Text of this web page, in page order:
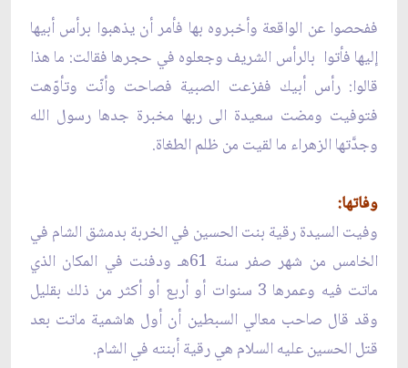
ففحصوا عن الواقعة وأخبروه بها فأمر أن يذهبوا برأس أبيها
إليها فأتوا بالرأس الشريف وجعلوه في حجرها فقالت: ما هذا
قالوا: رأس أبيك ففزعت الصبية فصاحت وأنّت وتأوّهت
فتوفيت ومضت سعيدة الى ربها مخبرة جدها رسول الله
وجدَّتها الزهراء ما لقيت من ظلم الطغاة.
وفاتها:
وفيت السيدة رقية بنت الحسين في الخربة بدمشق الشام في
الخامس من شهر صفر سنة 61هـ ودفنت في المكان الذي
ماتت فيه وعمرها 3 سنوات أو أربع أو أكثر من ذلك بقليل
وقد قال صاحب معالي السبطين أن أول هاشمية ماتت بعد
قتل الحسين عليه السلام هي رقية أبنته في الشام.